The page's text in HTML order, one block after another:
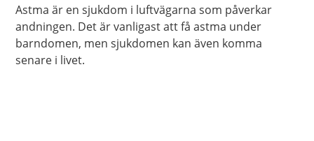
Astma är en sjukdom i luftvägarna som påverkar
andningen. Det är vanligast att få astma under
barndomen, men sjukdomen kan även komma
senare i livet.